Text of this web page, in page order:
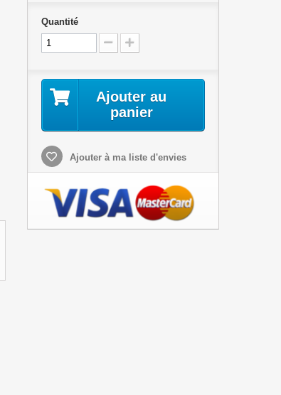
Quantité
Ajouter au
panier
Ajouter à ma liste d'envies